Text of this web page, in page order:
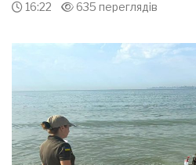
16:22 635 переглядів